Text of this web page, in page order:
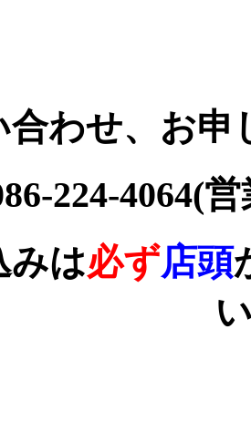
合わせ、お申
224-4064(
みは必ず店頭